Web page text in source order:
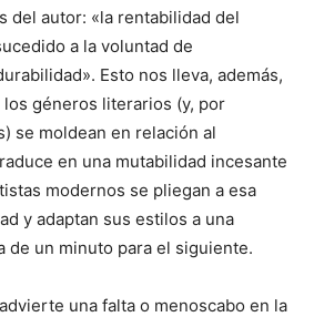
del autor: «la rentabilidad del
a la voluntad de
Esto nos lleva, además,
géneros literarios (y, por
se moldean en relación al
en una mutabilidad incesante
modernos se pliegan a esa
y adaptan sus estilos a una
de un minuto para el siguiente.
una falta o menoscabo en la